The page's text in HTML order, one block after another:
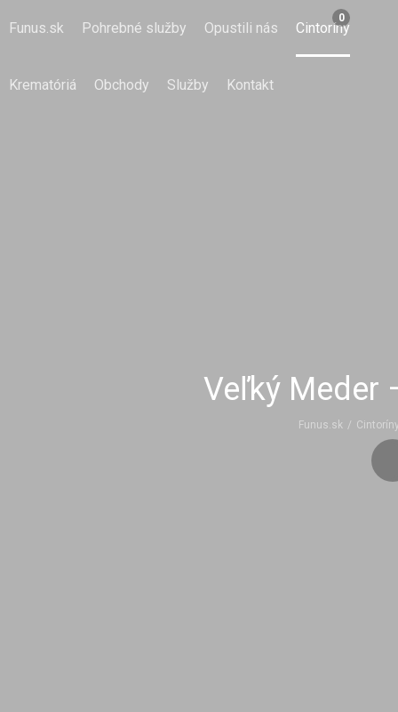
Funus.sk Pohrebné služby Opustili nás Cintoríny
Krematóriá Obchody Služby Kontakt
0
Veľký Meder
Funus.sk /